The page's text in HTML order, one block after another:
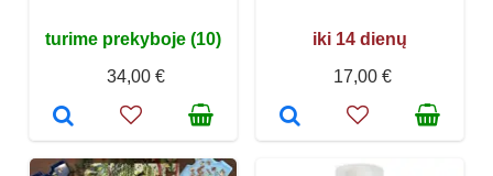
turime prekyboje (10)
34,00 €
iki 14 dienų
17,00 €